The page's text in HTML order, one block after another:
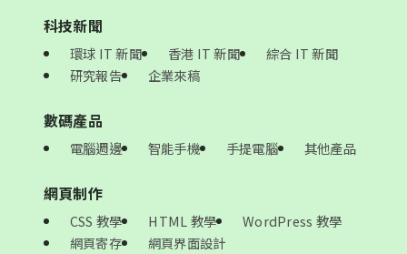
科技新聞
環球 IT 新聞 香港 IT 新聞
綜合 IT 新聞
研究報告
企業來稿
數碼產品
電腦週邊 智能手機 手提電腦 其他產品
網頁制作
CSS 教學 HTML 教學
WordPress 教學
網頁寄存
網頁界面設計